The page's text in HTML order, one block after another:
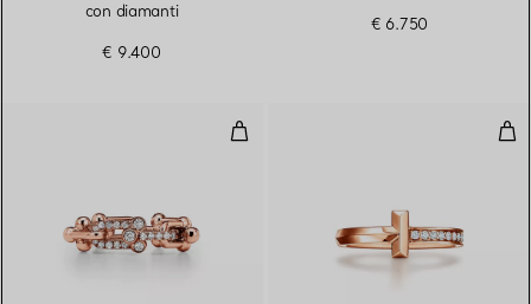
con diamanti
€ 9.400
€ 6.750
Anello a maglie piccole in oro